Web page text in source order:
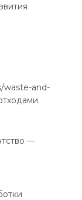
waste-and-
—